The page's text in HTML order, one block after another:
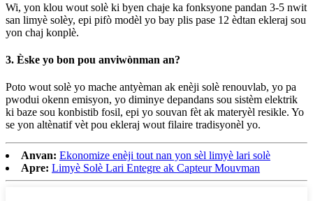
Wi, yon klou wout solè ki byen chaje ka fonksyone pandan 3-5 nwit
san limyè solèy, epi pifò modèl yo bay plis pase 12 èdtan ekleraj sou
yon chaj konplè.
3. Èske yo bon pou anviwònman an?
Poto wout solè yo mache antyèman ak enèji solè renouvlab, yo pa
pwodui okenn emisyon, yo diminye depandans sou sistèm elektrik
ki baze sou konbistib fosil, epi yo souvan fèt ak materyèl resikle. Yo
se yon altènatif vèt pou ekleraj wout filaire tradisyonèl yo.
Anvan: Ekonomize enèji tout nan yon sèl limyè lari solè
Apre: Limyè Solè Lari Entegre ak Capteur Mouvman